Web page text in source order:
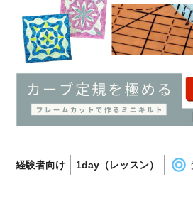
経験者向け 1day（レッスン）